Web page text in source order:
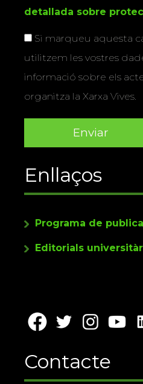
detallada sobre
Si marqueu aquesta
utilitzem les vostres
informació sobre els
organitza la Xarxa Vives.
Enllaços
Programa de
Editorials
Contacte